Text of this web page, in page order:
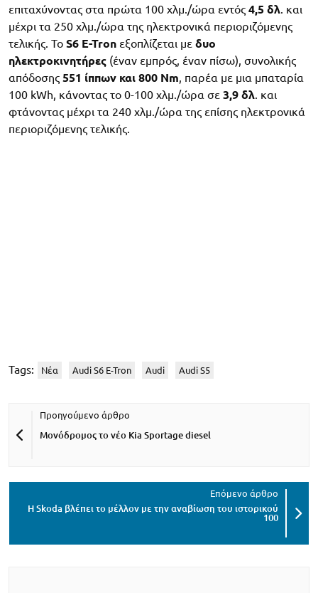
επιταχύνοντας στα πρώτα 100 χλμ./ώρα εντός 4,5 δλ. και
μέχρι τα 250 χλμ./ώρα της ηλεκτρονικά περιοριζόμενης
τελικής. Το S6 E-Tron εξοπλίζεται με δυο
ηλεκτροκινητήρες (έναν εμπρός, έναν πίσω), συνολικής
απόδοσης 551 ίππων και 800 Nm, παρέα με μια μπαταρία
100 kWh, κάνοντας το 0-100 χλμ./ώρα σε 3,9 δλ. και
φτάνοντας μέχρι τα 240 χλμ./ώρα της επίσης ηλεκτρονικά
περιοριζόμενης τελικής.
Tags: Νέα Audi S6 E-Tron Audi Audi S5
Μονόδρομος το νέο Kia Sportage diesel
H Skoda βλέπει το μέλλον με την αναβίωση του ιστορικού
100